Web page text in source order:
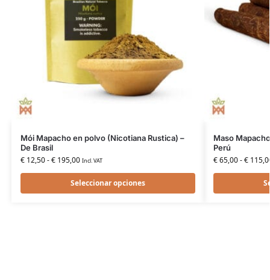
Mói Mapacho en polvo (Nicotiana Rustica) –
De Brasil
€12,50-€195,00 Incl. VAT
Seleccionar opciones
Maso
Perú
€65,00-€